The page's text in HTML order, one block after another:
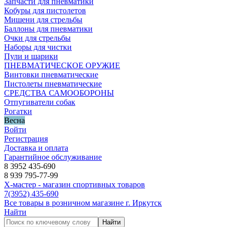
Кобуры для пистолетов
Мишени для стрельбы
Баллоны для пневматики
Очки для стрельбы
Наборы для чистки
Пули и шарики
ПНЕВМАТИЧЕСКОЕ ОРУЖИЕ
Винтовки пневматические
Пистолеты пневматические
СРЕДСТВА САМООБОРОНЫ
Отпугиватели собак
Рогатки
Весна
Войти
Регистрация
Доставка и оплата
Гарантийное обслуживание
8 3952 435-690
8 939 795-77-99
Х-мастер - магазин спортивных товаров
7(3952) 435-690
Все товары в розничном магазине г. Иркутск
Найти
Найти